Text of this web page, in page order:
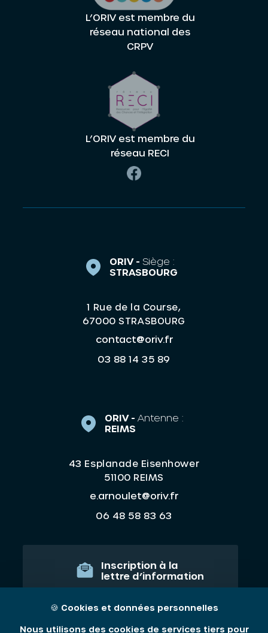
L’ORIV est membre du
réseau national des
CRPV
L’ORIV est membre du
réseau RECI
ORIV - Siège :
STRASBOURG
1 Rue de la Course,
67000 STRASBOURG
contact@oriv.fr
03 88 14 35 89
ORIV - Antenne :
REIMS
43 Esplanade Eisenhower
51100 REIMS
e.arnoulet@oriv.fr
06 48 58 83 63
Inscription à la
lettre d’information
JE M'ABONNE
🍪 Cookies et données personnelles
Nous utilisons des cookies de services tiers pour